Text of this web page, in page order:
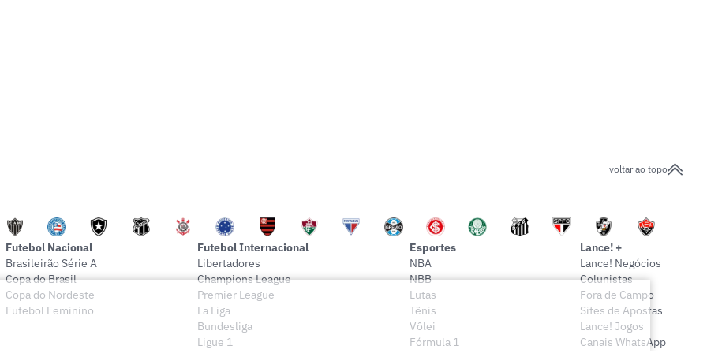
voltar ao topo
Futebol Nacional
Brasileirão Série A
Copa do Brasil
Copa do Nordeste
Futebol Feminino
Futebol Internacional
Libertadores
Champions League
Premier League
La Liga
Bundesliga
Ligue 1
Esportes
NBA
NBB
Lutas
Tênis
Vôlei
Fórmula 1
Lance! +
Lance! Negócios
Colunistas
Fora de Campo
Sites de Apostas
Lance! Jogos
Canais WhatsApp